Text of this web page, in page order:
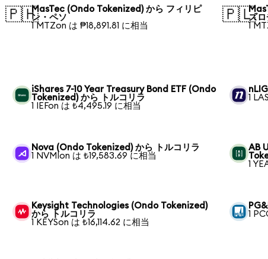
🇵🇭MasTec (Ondo Tokenized) から フィリピ
ン・ペソ
1 MTZon は ₱18,891.81 に相当
🇵🇱ズロ
1
iShares 7-10 Year Treasury Bond ETF (Ondo
Tokenized) から トルコリラ
1 IEFon は ₺4,495.19 に相当
1
Nova (Ondo Tokenized) から トルコリラ
1 NVMIon は ₺19,583.69 に相当
AB
1
Keysight Technologies (Ondo Tokenized)
から トルコリラ
1 KEYSon は ₺16,114.62 に相当
1